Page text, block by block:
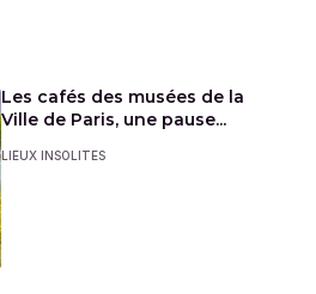
Les cafés des musées de la
Ville de Paris, une pause...
LIEUX INSOLITES